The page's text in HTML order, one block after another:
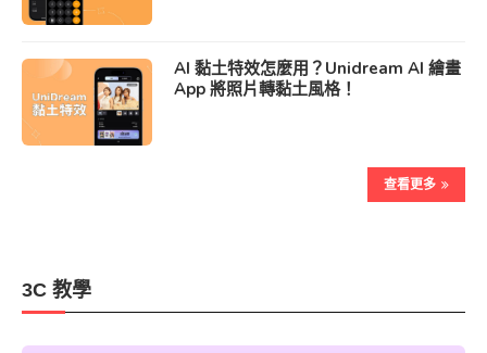
AI 黏土特效怎麼用？Unidream AI 繪畫
App 將照片轉黏土風格！
查看更多
3C 教學